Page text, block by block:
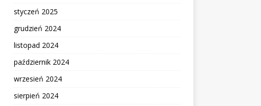
styczeń 2025
grudzień 2024
listopad 2024
październik 2024
wrzesień 2024
sierpień 2024